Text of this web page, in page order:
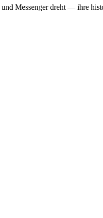
Messenger dreht — ihre